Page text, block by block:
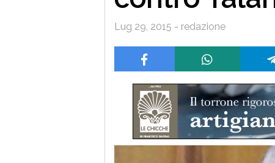
Lug 29, 2015 - redazione